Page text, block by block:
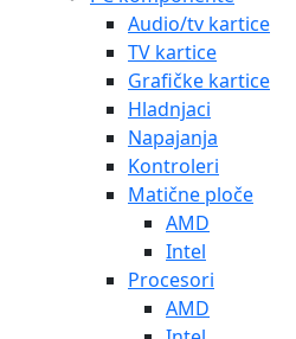
Audio/tv kartice
TV kartice
Grafičke kartice
Hladnjaci
Napajanja
Kontroleri
Matične ploče
AMD
Intel
Procesori
AMD